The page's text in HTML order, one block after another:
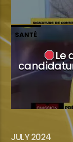
SANTÉ
Le
JULY 2024